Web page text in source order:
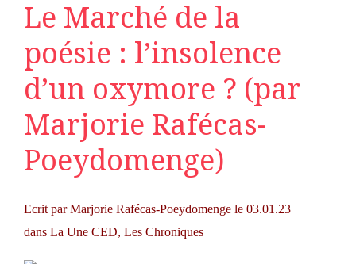
Le Marché de la
poésie : l’insolence
d’un oxymore ? (par
Marjorie Rafécas-
Poeydomenge)
Ecrit parMarjorie Rafécas-Poeydomenge le 03.01.23
dans La Une CED, Les Chroniques